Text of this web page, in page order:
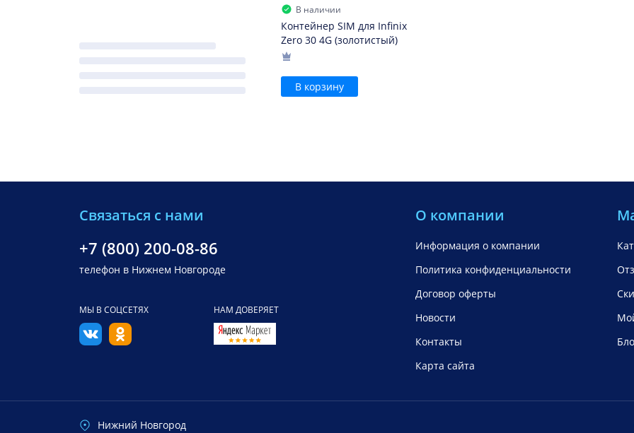
В наличии
Контейнер SIM для Infinix
Zero 30 4G (золотистый)
В корзину
Связаться с нами
+7 (800) 200-08-86
телефон в Нижнем Новгороде
МЫ В СОЦСЕТЯХ НАМ ДОВЕРЯЕТ
О компании
Информация о компании
Политика конфиденциальности
Договор оферты
Новости
Контакты
Карта сайта
Нижний Новгород